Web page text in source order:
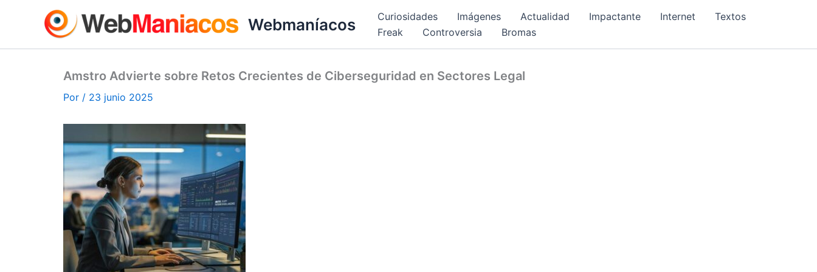
Webmaníacos Curiosidades Imágenes Actualidad Impactante Internet
Textos
Freak
Controversia Bromas
Amstro Advierte sobre Retos Crecientes de Ciberseguridad en Sectores Legal
Por / 23 junio 2025